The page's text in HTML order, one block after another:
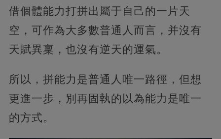
借個體能力打拼出屬于自己的一片天
空，可作為大多數普通人而言，并沒有
天賦異稟，也沒有逆天的運氣。
所以，拼能力是普通人唯一路徑，但想
更進一步，別再固執的以為能力是唯一
的方式。